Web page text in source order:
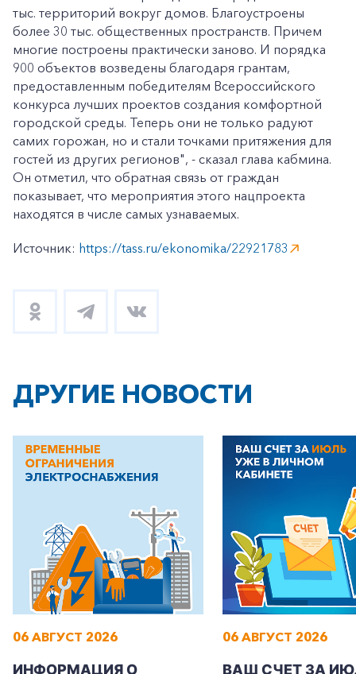
тыс. территорий вокруг домов. Благоустроены
более 30 тыс. общественных пространств. Причем
многие построены практически заново. И порядка
900 объектов возведены благодаря грантам,
предоставленным победителям Всероссийского
конкурса лучших проектов создания комфортной
городской среды. Теперь они не только радуют
самих горожан, но и стали точками притяжения для
гостей из других регионов", - сказал глава кабмина.
Он отметил, что обратная связь от граждан
показывает, что мероприятия этого нацпроекта
находятся в числе самых узнаваемых.
Источник: https://tass.ru/ekonomika/22921783
ДРУГИЕ НОВОСТИ
06 АВГУСТ 2026
ИНФОРМАЦИЯ О
06 АВГУСТ 2026
ВАШ СЧЕТ ЗА